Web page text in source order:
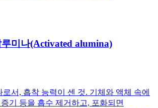
미나(Activated alumina)
서, 흡착 능력이 센 것. 기체와 액체 속에
기 등을 흡수 제거하고, 포화되면